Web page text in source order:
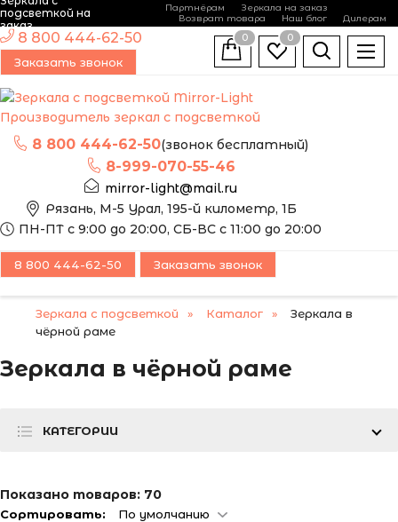
подсветкой на
заказ
Партнёрам
Зеркала на заказ
Возврат товара
Наш блог Дилерам
Производитель зеркал с подсветкой
8 800 444-62-50(звонок бесплатный)
8-999-070-55-46
mirror-light@mail.ru
Рязань, М-5 Урал, 195-й километр, 1Б
ПН-ПТ с 9:00 до 20:00, СБ-ВС с 11:00 до 20:00
8 800 444-62-50
Заказать звонок
0
0
8 800 444-62-50 Заказать звонок
Зеркала с подсветкой Каталог
Зеркала в
чёрной раме
Зеркала в чёрной раме
КАТЕГОРИИ
Показано товаров: 70
Сортировать: По умолчанию